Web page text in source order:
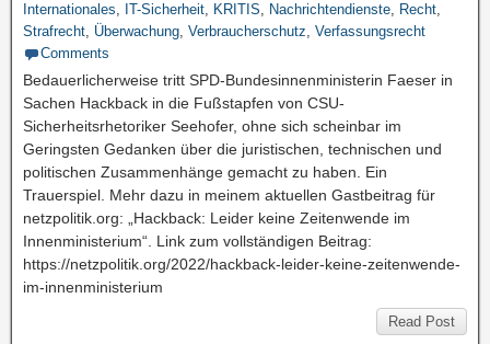
Internationales, IT-Sicherheit, KRITIS, Nachrichtendienste, Recht,
Strafrecht, Überwachung, Verbraucherschutz, Verfassungsrecht
Comments
Bedauerlicherweise tritt SPD-Bundesinnenministerin Faeser in
Sachen Hackback in die Fußstapfen von CSU-
Sicherheitsrhetoriker Seehofer, ohne sich scheinbar im
Geringsten Gedanken über die juristischen, technischen und
politischen Zusammenhänge gemacht zu haben. Ein
Trauerspiel. Mehr dazu in meinem aktuellen Gastbeitrag für
netzpolitik.org: „Hackback: Leider keine Zeitenwende im
Innenministerium“. Link zum vollständigen Beitrag:
https://netzpolitik.org/2022/hackback-leider-keine-zeitenwende-
im-innenministerium
Read Post